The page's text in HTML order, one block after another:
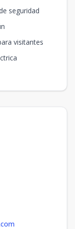
seguridad
visitantes